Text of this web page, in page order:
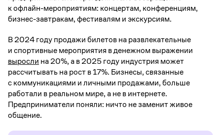
к офлайн-мероприятиям: концертам, конференциям,
бизнес-завтракам, фестивалям и экскурсиям.
В 2024 году продажи билетов на развлекательные
и спортивные мероприятия в денежном выражении
выросли на 20%, а в 2025 году индустрия может
рассчитывать на рост в 17%. Бизнесы, связанные
с коммуникациями и личными продажами, больше
работали в реальном мире, а не в интернете.
Предприниматели поняли: ничто не заменит живое
общение.